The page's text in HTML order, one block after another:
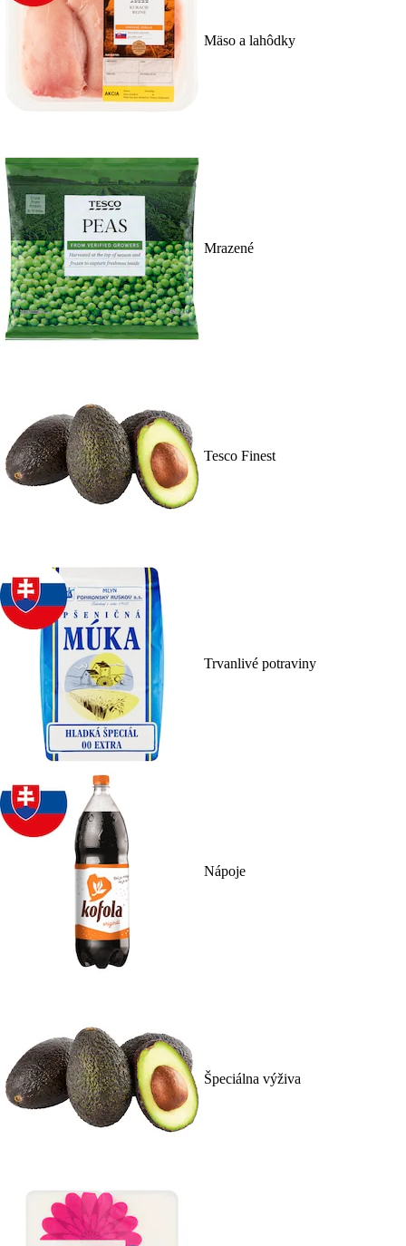
Mäso a lahôdky
Mrazené
Tesco Finest
Trvanlivé potraviny
Nápoje
Špeciálna výživa